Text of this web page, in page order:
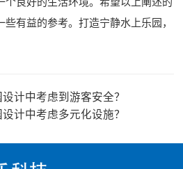
有益的参考。打造宁静水上乐园，
计中考虑到游客安全？
计中考虑多元化设施？